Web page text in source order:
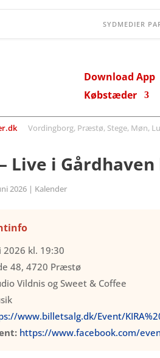
SYDMEDIER
Download App
Købstæder
Vordingborg, Præstø, Stege, Møn,
Live i
2026 | Kalender
2026 kl. 19:30
48, 4720 Præstø
Vildnis og Sweet & Coffee
www.billetsalg.dk/Event/
https://www.facebook.com/